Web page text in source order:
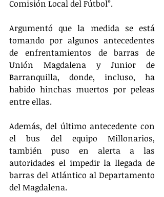
Comisión Local del Fútbol”.
Argumentó que la medida se está
tomando por algunos antecedentes
de enfrentamientos de barras de
Unión Magdalena y Junior de
Barranquilla, donde, incluso, ha
habido hinchas muertos por peleas
entre ellas.
Además, del último antecedente con
el bus del equipo Millonarios,
también puso en alerta a las
autoridades el impedir la llegada de
barras del Atlántico al Departamento
del Magdalena.